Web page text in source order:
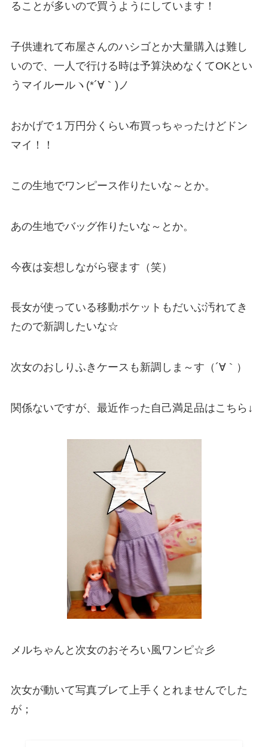
ることが多いので買うようにしています！
子供連れて布屋さんのハシゴとか大量購入は難し
いので、一人で行ける時は予算決めなくてOKとい
うマイルールヽ(*´∀｀)ノ
おかげで１万円分くらい布買っちゃったけどドン
マイ！！
この生地でワンピース作りたいな～とか。
あの生地でバッグ作りたいな～とか。
今夜は妄想しながら寝ます（笑）
長女が使っている移動ポケットもだいぶ汚れてき
たので新調したいな☆
次女のおしりふきケースも新調しま～す（´∀｀）
関係ないですが、最近作った自己満足品はこちら↓
メルちゃんと次女のおそろい風ワンピ☆彡
次女が動いて写真ブレて上手くとれませんでした
が；